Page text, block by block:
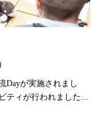
Dayが実施されまし
ティが行われました。
い3種類のオーナメン